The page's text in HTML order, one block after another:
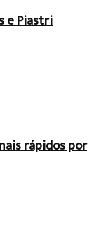
e Piastri
rápidos por